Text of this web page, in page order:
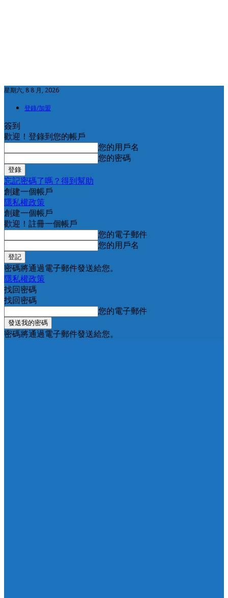
星期六, 8 8 月, 2026
登錄/加盟
簽到
歡迎！登錄到您的帳戶
您的用戶名
您的密碼
忘記密碼了嗎？得到幫助
創建一個帳戶
隱私權政策
創建一個帳戶
歡迎！註冊一個帳戶
您的電子郵件
您的用戶名
密碼將通過電子郵件發送給您。
隱私權政策
找回密碼
找回密碼
您的電子郵件
密碼將通過電子郵件發送給您。